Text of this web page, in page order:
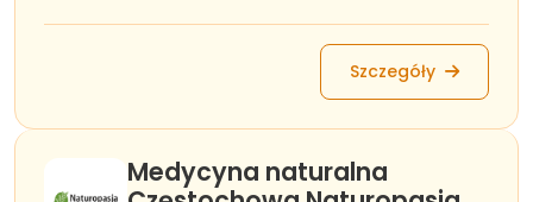
Szczegóły
Medycyna naturalna